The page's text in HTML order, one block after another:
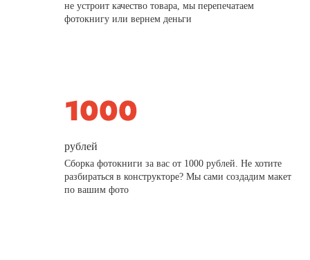
не устроит качество товара, мы перепечатаем
фотокнигу или вернем деньги
рублей
Сборка фотокниги за вас от 1000 рублей. Не хотите
разбираться в конструкторе? Мы сами создадим макет
по вашим фото